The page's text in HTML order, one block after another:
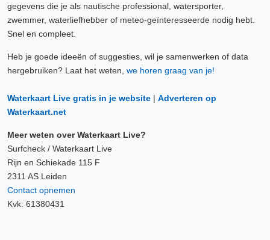
gegevens die je als nautische professional, watersporter,
zwemmer, waterliefhebber of meteo-geïnteresseerde nodig hebt.
Snel en compleet.
Heb je goede ideeën of suggesties, wil je samenwerken of data
hergebruiken? Laat het weten, we horen graag van je!
Waterkaart Live gratis in je website | Adverteren op
Waterkaart.net
Meer weten over Waterkaart Live?
Surfcheck / Waterkaart Live
Rijn en Schiekade 115 F
2311 AS Leiden
Contact opnemen
Kvk: 61380431